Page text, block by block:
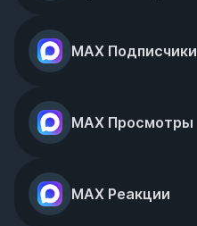
MAX Подписчики
MAX Просмотры
MAX Реакции